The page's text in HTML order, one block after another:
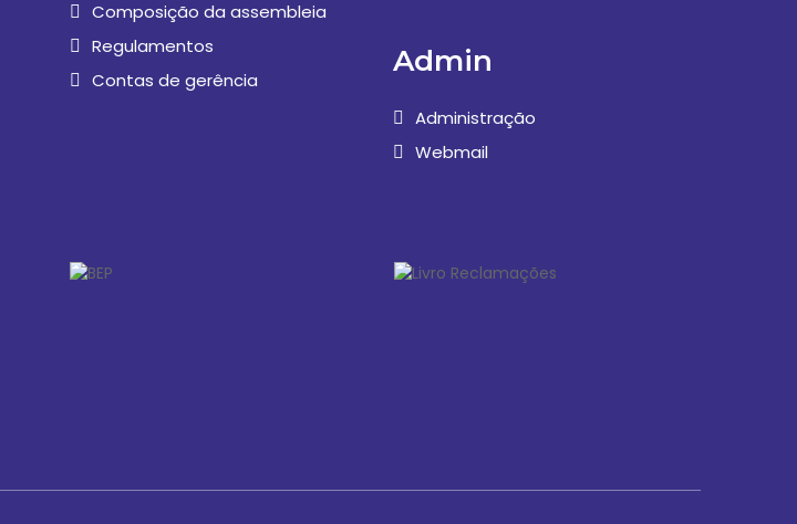
Composição da assembleia
Regulamentos
Contas de gerência
Admin
Administração
Webmail